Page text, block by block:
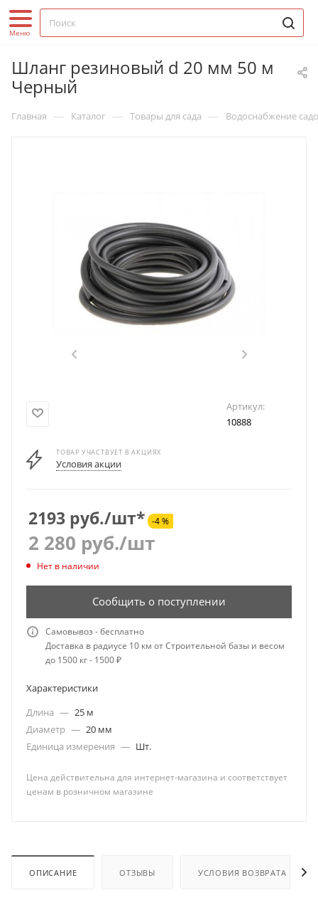
Шланг резиновый d 20 мм 50 м
Черный
Главная — Каталог — Товары для сада — Водоснабжение
Артикул:
10888
ТОВАР УЧАСТВУЕТ В АКЦИЯХ
Условия акции
2193 руб./шт* -4 %
2 280 руб./шт
Нет в наличии
Сообщить о поступлении
Самовывоз - бесплатно
Доставка в радиусе 10 км от Строительной базы и весом
до 1500 кг - 1500 ₽
Характеристики
Длина — 25 м
Диаметр — 20 мм
Единица измерения — Шт.
Цена действительна для интернет-магазина и соответствует
ценам в розничном магазине
ОПИСАНИЕ ОТЗЫВЫ УСЛОВИЯ ВОЗВРАТА